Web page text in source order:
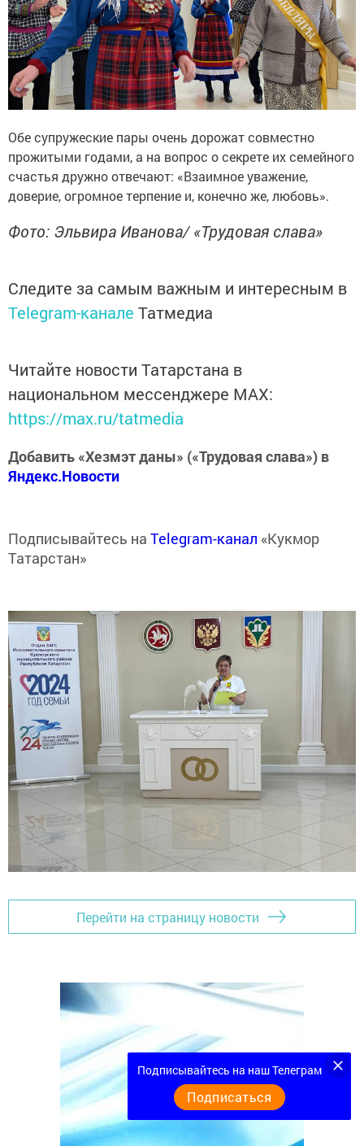
Обе супружеские пары очень дорожат совместно
прожитыми годами, а на вопрос о секрете их семейного
счастья дружно отвечают: «Взаимное уважение,
доверие, огромное терпение и, конечно же, любовь».
Фото: Эльвира Иванова/ «Трудовая слава»
Следите за самым важным и интересным в
Telegram-канале Татмедиа
Читайте новости Татарстана в
национальном мессенджере MАХ:
https://max.ru/tatmedia
Добавить «Хезмэт даны» («Трудовая слава») в
Яндекс.Новости
Подписывайтесь на Telegram-канал «Кукмор
Татарстан»
Перейти на страницу новости
Подписывайтесь на наш Телеграм
Подписаться